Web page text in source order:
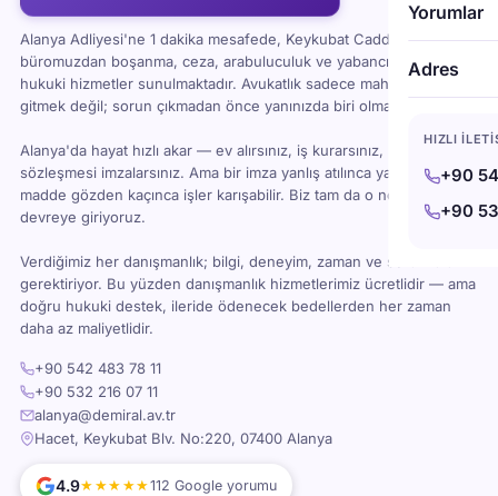
Yorumlar
Adres
HIZLI
+90
+90
Alanya Adliyesi'ne 1 dakika mesafede, Keykubat Caddesi'ndeki
büromuzdan boşanma, ceza, arabuluculuk ve yabancı uyruklu
hukuki hizmetler sunulmaktadır. Avukatlık sadece mahkemeye
gitmek değil; sorun çıkmadan önce yanınızda biri olması demektir.
Alanya'da hayat hızlı akar — ev alırsınız, iş kurarsınız, kira
sözleşmesi imzalarsınız. Ama bir imza yanlış atılınca ya da bir
madde gözden kaçınca işler karışabilir. Biz tam da o noktada
devreye giriyoruz.
Verdiğimiz her danışmanlık; bilgi, deneyim, zaman ve sorumluluk
gerektiriyor. Bu yüzden danışmanlık hizmetlerimiz ücretlidir — ama
doğru hukuki destek, ileride ödenecek bedellerden her zaman
daha az maliyetlidir.
+90 542 483 78 11
+90 532 216 07 11
alanya@demiral.av.tr
Hacet, Keykubat Blv. No:220, 07400 Alanya
4.9★★★★★112 Google yorumu